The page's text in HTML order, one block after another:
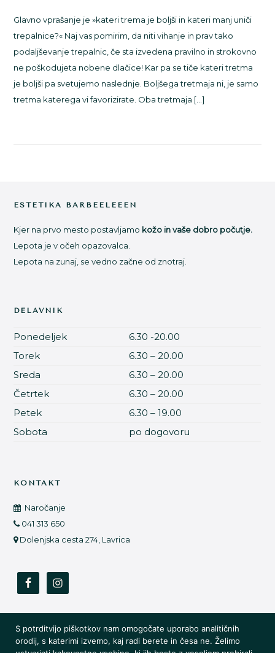
Glavno vprašanje je »kateri trema je boljši in kateri manj uniči
trepalnice?« Naj vas pomirim, da niti vihanje in prav tako
podaljševanje trepalnic, če sta izvedena pravilno in strokovno
ne poškodujeta nobene dlačice! Kar pa se tiče kateri tretma
je boljši pa svetujemo naslednje. Boljšega tretmaja ni, je samo
tretma katerega vi favorizirate. Oba tretmaja […]
ESTETIKA BARBEELEEEN
Kjer na prvo mesto postavljamo kožo in vaše dobro počutje.
Lepota je v očeh opazovalca.
Lepota na zunaj, se vedno začne od znotraj.
DELAVNIK
Ponedeljek
6.30 -20.00
Torek
6.30 – 20.00
Sreda
6.30 – 20.00
Četrtek
6.30 – 20.00
Petek
6.30 – 19.00
Sobota
po dogovoru
KONTAKT
Naročanje
041 313 650
Dolenjska cesta 274, Lavrica
Vse pravice zadržane ©️ 2021 Estetika Barbeeleen |Zasebnost
S potrditvijo piškotkov nam omogočate uporabo analitičnih
orodij, s katerimi izvemo, kaj radi berete in česa ne. Želimo